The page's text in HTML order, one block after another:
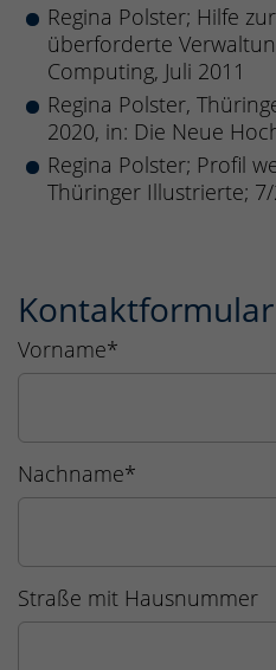
Regina Polster; Hilfe
überforderte
Computing, Juli 2011
Regina Polster,
2020, in: Die Neue
Regina Polster; Profil
Thüringer Illustrierte;
Kontaktformular
Vorname*
Nachname*
Straße mit Hausnummer